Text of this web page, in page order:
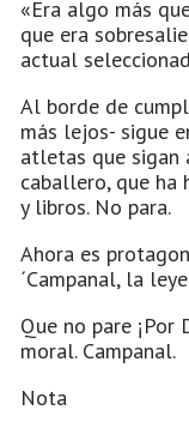
«Era algo más
que era
actual
Al borde de
más lejos- sigue
atletas que sigan
caballero, que ha
y libros. No para.
Ahora es
´Campanal, la
Que no pare ¡Por
moral. Campanal.
Nota